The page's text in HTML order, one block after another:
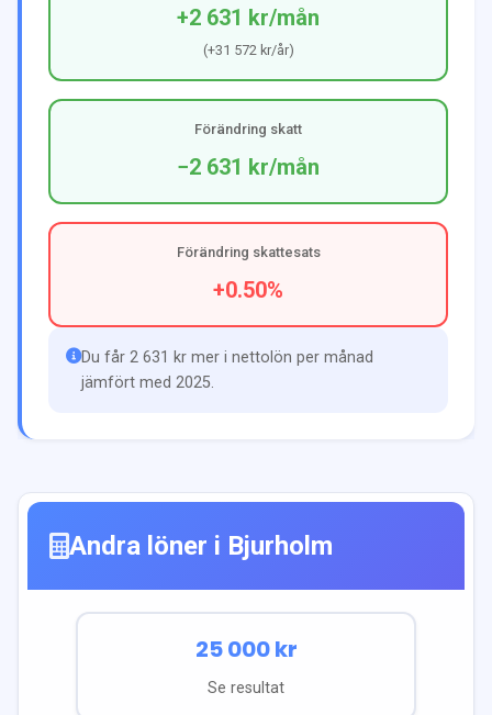
+2 631 kr/mån
(+31 572 kr/år)
Förändring skatt
−2 631 kr/mån
Förändring skattesats
+0.50%
Du får 2 631 kr mer i nettolön per månad
jämfört med 2025.
Andra löner i Bjurholm
25 000kr
Se resultat